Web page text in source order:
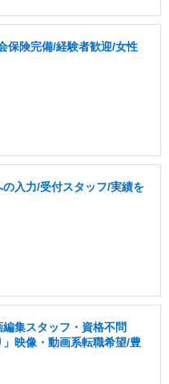
保険完備/経験者歓迎/女性
の入力/受付スタッフ/実績を
集スタッフ・資格不問
」映像・動画系転職希望/豊